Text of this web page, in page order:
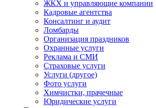
ЖКХ и управляющие компании
Кадровые агентства
Консалтинг и аудит
Ломбарды
Организация праздников
Охранные услуги
Реклама и СМИ
Страховые услуги
Услуги (другое)
Фото услуги
Химчистки, прачечные
Юридические услуги